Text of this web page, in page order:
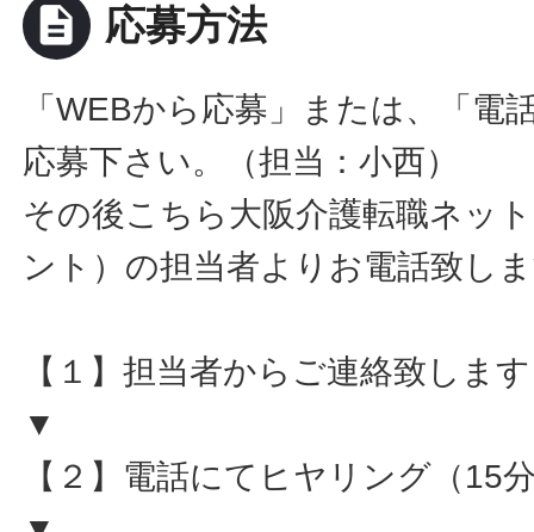
description 応募方法
「WEBから応募」または、「電
応募下さい。（担当：小西）
その後こちら大阪介護転職ネッ
ント）の担当者よりお電話致し
【１】担当者からご連絡致します
▼
【２】電話にてヒヤリング（15